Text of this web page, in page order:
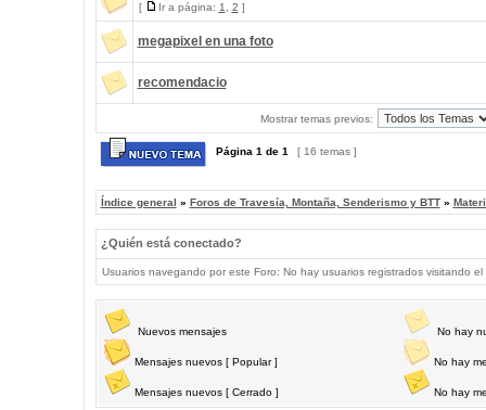
[ Ir a página: 1 2 ]
megapixel en una foto
recomendacio
Mostrar temas previos:
Página 1 de 1 [ 16 temas ]
Índice general » Foros de Travesía, Montaña, Senderismo y BTT»
¿Quién está conectado?
Usuarios navegando por este Foro: No hay usuarios registrados visitando el
Nuevos mensajes
Mensajes nuevos [ Popular ]
Mensajes nuevos [ Cerrado ]
No hay
No hay
No hay